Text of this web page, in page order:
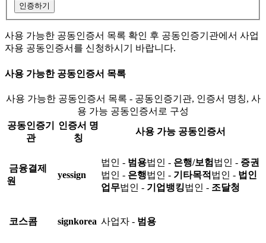
인증하기
사용 가능한 공동인증서 목록 확인 후 공동인증기관에서 사업
자용 공동인증서를 신청하시기 바랍니다.
사용 가능한 공동인증서 목록
사용 가능한 공동인증서 목록 - 공동인증기관, 인증서 명칭, 사
용 가능 공동인증서로 구성
공동인증기
관
인증서 명
칭
사용 가능 공동인증서
금융결제
원
yessign
법인 - 범용법인 - 은행/보험 법인 - 증권
법인 - 은행법인 - 기타목적 법인 - 법인
업무법인 - 기업뱅킹법인 - 조달청
코스콤 signkorea 사업자 - 범용